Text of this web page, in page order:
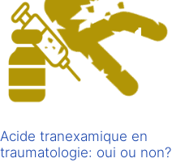
Acide tranexamique en
traumatologie: oui ou non?